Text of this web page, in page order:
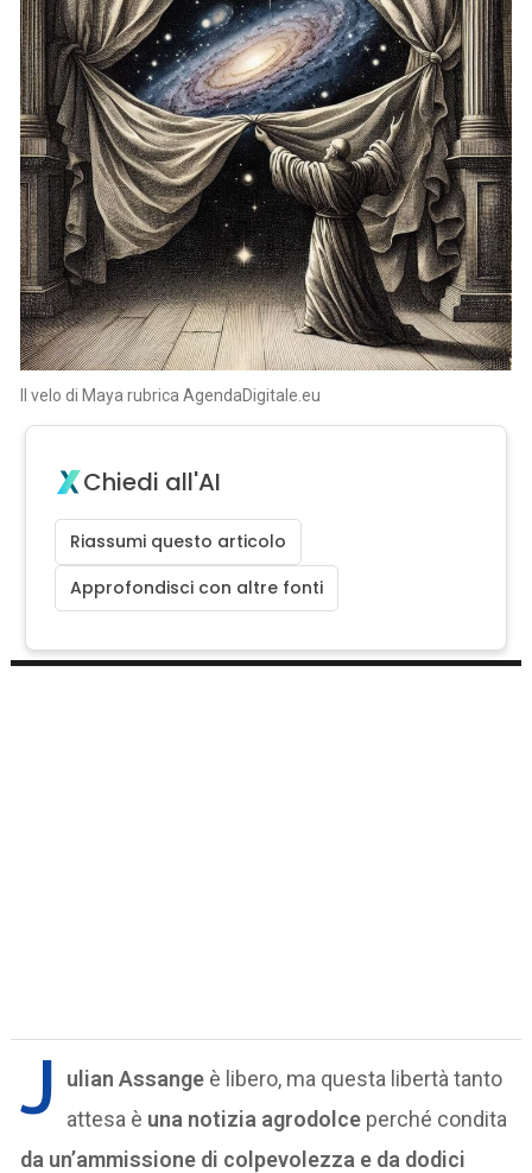
Il velo di Maya rubrica AgendaDigitale.eu
Chiedi all'AI
Riassumi questo articolo
Approfondisci con altre fonti
J ulian Assange è libero, ma questa libertà tanto
attesa è una notizia agrodolce perché condita
da un’ammissione di colpevolezza e da dodici